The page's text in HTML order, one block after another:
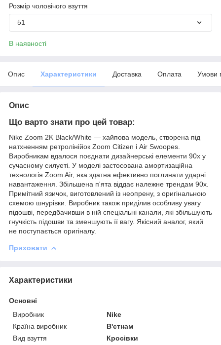
Розмір чоловічого взуття
51
В наявності
Опис Характеристики Доставка Оплата Умови
Опис
Що варто знати про цей товар:
Nike Zoom 2K Black/White — хайпова модель, створена під
натхненням ретролінійок Zoom Citizen і Air Swoopes.
Виробникам вдалося поєднати дизайнерські елементи 90х у
сучасному силуеті. У моделі застосована амортизаційна
технологія Zoom Air, яка здатна ефективно поглинати ударні
навантаження. Збільшена п'ята віддає належне трендам 90х.
Примітний язичок, виготовлений із неопрену, з оригінальною
схемою шнурівки. Виробник також приділив особливу увагу
підошві, передбачивши в ній спеціальні канали, які збільшують
гнучкість підошви та зменшують її вагу. Якісний аналог, який
не поступається оригіналу.
Приховати
Характеристики
Основні
Виробник
Nike
Країна виробник
В'єтнам
Вид взуття
Кросівки